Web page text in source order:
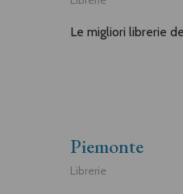
Le migliori librerie
Piemonte
Librerie